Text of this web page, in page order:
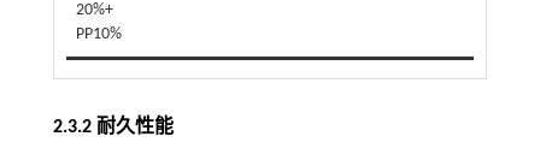
20%+
PP10%
2.3.2 耐久性能